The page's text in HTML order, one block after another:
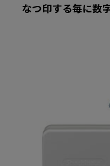
なつ印する毎に数